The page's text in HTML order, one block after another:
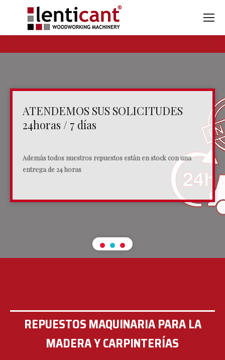
ATENDEMOS SUS SOLICITUDES
24horas / 7 días
Además todos nuestros repuestos están en stock con una
entrega de 24 horas
REPUESTOS MAQUINARIA PARA LA
MADERA Y CARPINTERÍAS